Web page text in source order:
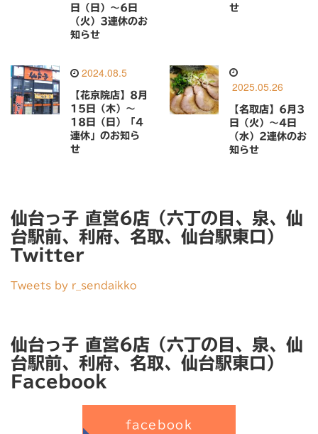
日（日）〜6日
（火）3連休のお
知らせ
せ
2024.08.5
【花京院店】8月
15日（木）〜
18日（日）「4
連休」のお知ら
せ
2025.05.26
【名取店】6月3
日（火）〜4日
（水）2連休のお
知らせ
仙台っ子 直営6店（六丁の目、泉、仙
台駅前、利府、名取、仙台駅東口）
Twitter
Tweets by r_sendaikko
仙台っ子 直営6店（六丁の目、泉、仙
台駅前、利府、名取、仙台駅東口）
Facebook
facebook